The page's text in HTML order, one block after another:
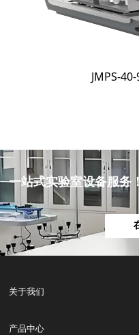
JMPS-
一站式实验室设备服务！
关于我们
产品中心